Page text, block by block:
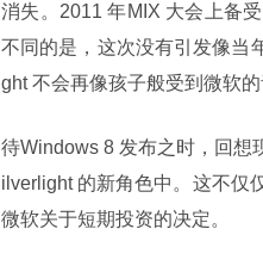
消失。2011 年MIX 大会上备
不同的是，这次没有引发像当
ght 不会再像孩子般受到微软的
待Windows 8 发布之时，回想
ilverlight 的新角色中。这不仅
微软关于短期投资的决定。